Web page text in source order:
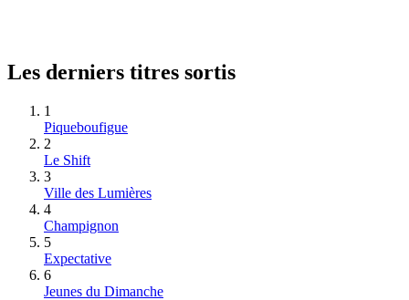
Les derniers titres sortis
1
Piqueboufigue
2
Le Shift
3
Ville des Lumières
4
Champignon
5
Expectative
6
Jeunes du Dimanche